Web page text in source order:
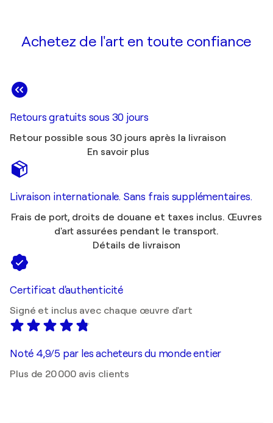
Achetez de l'art en toute confiance
Retours gratuits sous 30 jours
Retour possible sous 30 jours après la livraison
En savoir plus
Livraison internationale. Sans frais supplémentaires.
Frais de port, droits de douane et taxes inclus. Œuvres
d'art assurées pendant le transport.
Détails de livraison
Certificat d'authenticité
Signé et inclus avec chaque œuvre d'art
Noté 4,9/5 par les acheteurs du monde entier
Plus de 20 000 avis clients